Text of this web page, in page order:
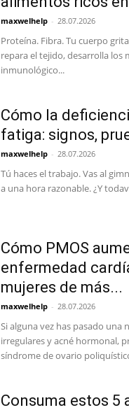
maxwelhelp - 28.07.2026
Proteína. Fibra. Tu cuerpo
repara el tejido, desarrolla los
inmunológico...
Cómo la
fatiga: signos,
maxwelhelp - 28.07.2026
Tú haces el trabajo. Vas al
a una hora razonable. ¿Y
Cómo PMOS
enfermedad
mujeres de más...
maxwelhelp - 28.07.2026
Si alguna vez has pasado
irregulares y acné hormonal,
síndrome de ovario
Consuma estos 5